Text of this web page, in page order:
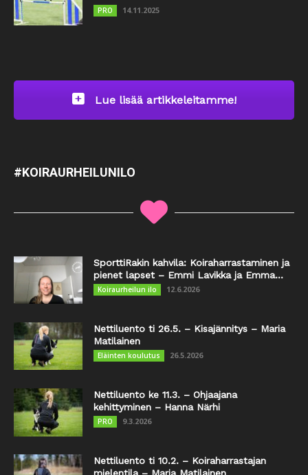
PRO 14.11.2025
Lue lisää artikkeleitamme!
#KOIRAURHEILUNILO
SporttiRakin kahvila: Koiraharrastaminen ja
pienet lapset – Emmi Lavikka ja Emma...
Koiraurheilun ilo 12.6.2026
Nettiluento ti 26.5. – Kisajännitys – Maria
Matilainen
Eläinten koulutus 26.5.2026
Nettiluento ke 11.3. – Ohjaajana
kehittyminen – Hanna Närhi
PRO 9.3.2026
Nettiluento ti 10.2. – Koiraharrastajan